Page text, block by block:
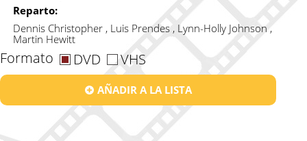
Reparto:
Dennis Christopher , Luis Prendes , Lynn-Holly Johnson ,
Martin Hewitt
Formato DVD VHS
AÑADIR A LA LISTA